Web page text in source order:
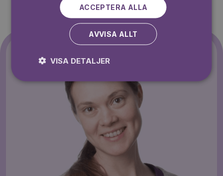
ACCEPTERA ALLA
AVVISA ALLT
VISA DETALJER